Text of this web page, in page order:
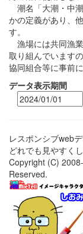
潮名「大潮・中
かの定義があり、
す。
漁場には共同漁
取り組んでいます
協同組合等に事前
データ表示期間
レスポンシブweb
どれでも見やすく
Copyright (C) 2008-
Reserved.